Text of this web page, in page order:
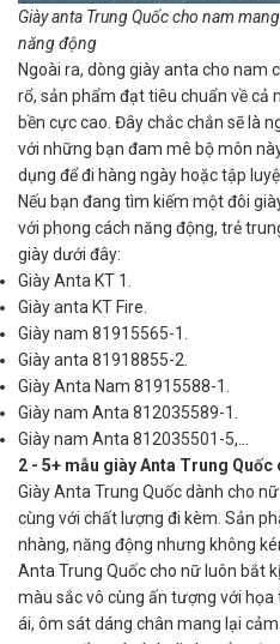
Giày anta Trung Quốc cho nam
năng động
Ngoài ra, dòng giày anta cho nam
rổ, sản phẩm đạt tiêu chuẩn về cả
bền cực cao. Đây chắc chắn sẽ là
với những bạn đam mê bộ môn
dụng để đi hàng ngày hoặc tập
Nếu bạn đang tìm kiếm một đôi
với phong cách năng động, trẻ
giày dưới đây:
Giày Anta KT 1.
Giày anta KT Fire.
Giày nam 81915565-1.
Giày anta 81918855-2.
Giày Anta Nam 81915588-1.
Giày nam Anta 812035589-1.
Giày nam Anta 812035501-5,...
2 - 5+ mẫu giày Anta Trung Quốc
Giày Anta Trung Quốc dành cho
cùng với chất lượng đi kèm. Sản
nhàng, năng động nhưng không
Anta Trung Quốc cho nữ luôn bắt
màu sắc vô cùng ấn tượng với họa
ái, ôm sát dáng chân mang lại